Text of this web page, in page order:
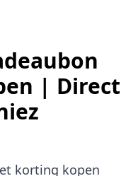
| Direct
korting kopen